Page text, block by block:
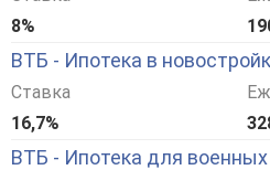
8%
ВТБ - Ипотека в
Ставка
16,7%
ВТБ - Ипотека для военных